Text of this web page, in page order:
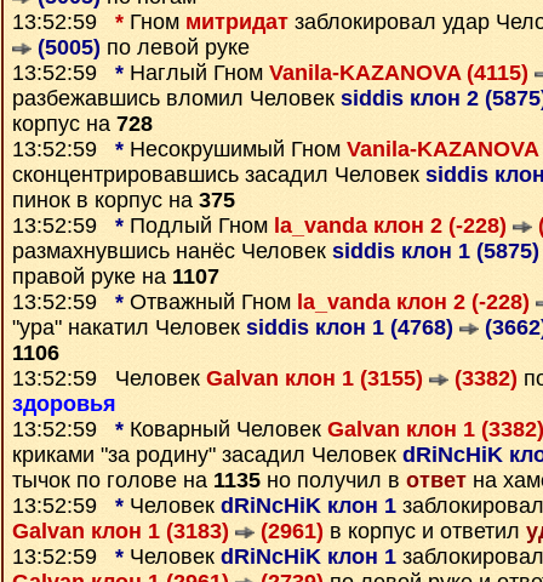
13:52:59 * Гном митридат заблокировал удар
(5005) по левой руке
13:52:59 * Наглый Гном Vanila-KAZANOVA (4115)
разбежавшись вломил Человек siddis клон 2
корпус на 728
13:52:59 * Несокрушимый Гном Vanila-
сконцентрировавшись засадил Человек siddis
пинок в корпус на 375
13:52:59 * Подлый Гном la_vanda клон 2 (-228)
размахнувшись нанёс Человек siddis клон 1
правой руке на 1107
13:52:59 * Отважный Гном la_vanda клон 2 (-228)
"ура" накатил Человек siddis клон 1 (4768)
1106
13:52:59 Человек Galvan клон 1 (3155) (3382)
здоровья
13:52:59 * Коварный Человек Galvan клон 1
криками "за родину" засадил Человек dRiNcHiK
тычок по голове на 1135 но получил в ответ на
13:52:59 * Человек dRiNcHiK клон 1
Galvan клон 1 (3183)
(2961) в корпус и ответил
13:52:59 * Человек dRiNcHiK клон 1